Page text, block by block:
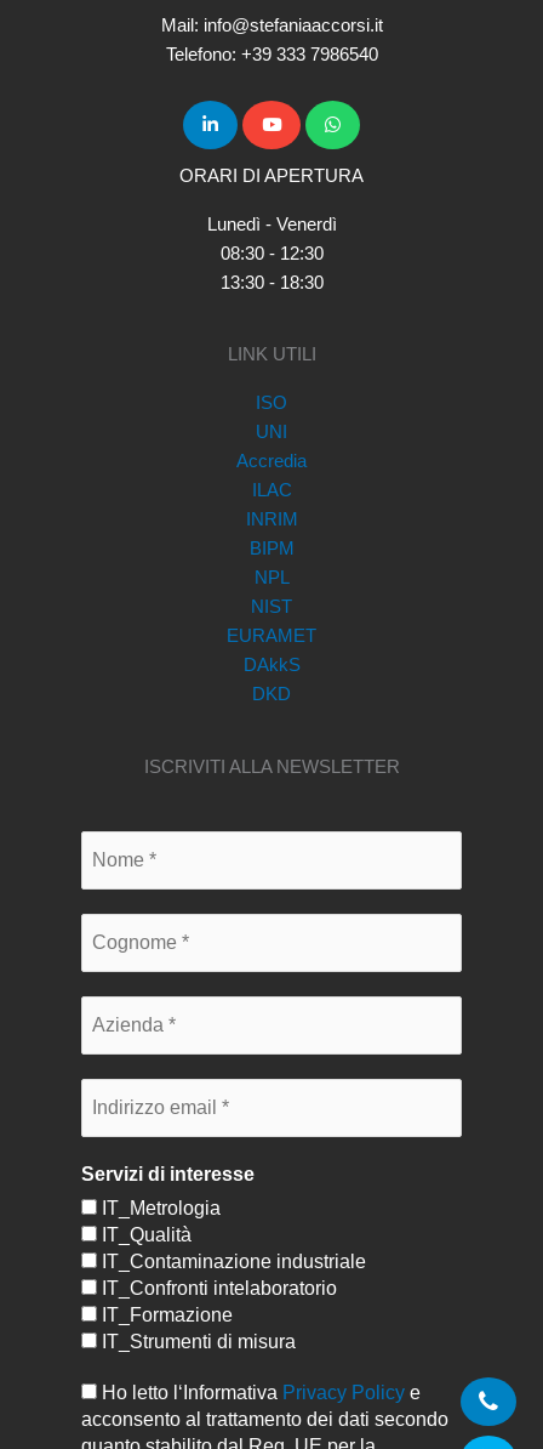
Mail: info@stefaniaaccorsi.it
Telefono: +39 333 7986540
ORARI DI APERTURA
Lunedì - Venerdì
08:30 - 12:30
13:30 - 18:30
LINK UTILI
ISO
UNI
Accredia
ILAC
INRIM
BIPM
NPL
NIST
EURAMET
DAkkS
DKD
ISCRIVITI ALLA NEWSLETTER
Servizi di interesse
IT_Metrologia
IT_Qualità
IT_Contaminazione industriale
IT_Confronti intelaboratorio
IT_Formazione
IT_Strumenti di misura
Ho letto l‘Informativa Privacy Policy e
acconsento al trattamento dei dati secondo